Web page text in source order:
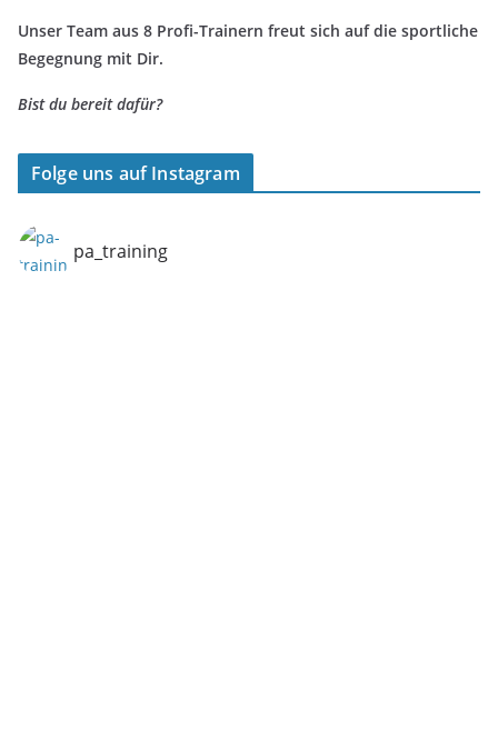
Unser Team aus 8 Profi-Trainern freut sich auf die sportliche
Begegnung mit Dir.
Bist du bereit dafür?
Folge uns auf Instagram
pa_training